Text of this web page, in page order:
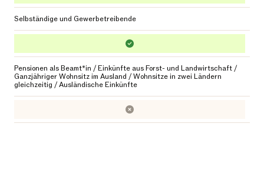
Selbständige und Gewerbetreibende
Pensionen als Beamt*in / Einkünfte aus Forst- und Landwirtschaft /
Ganzjähriger Wohnsitz im Ausland / Wohnsitze in zwei Ländern
gleichzeitig / Ausländische Einkünfte